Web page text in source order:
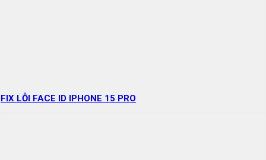
FIX LỖI FACE ID IPHONE 15 PRO